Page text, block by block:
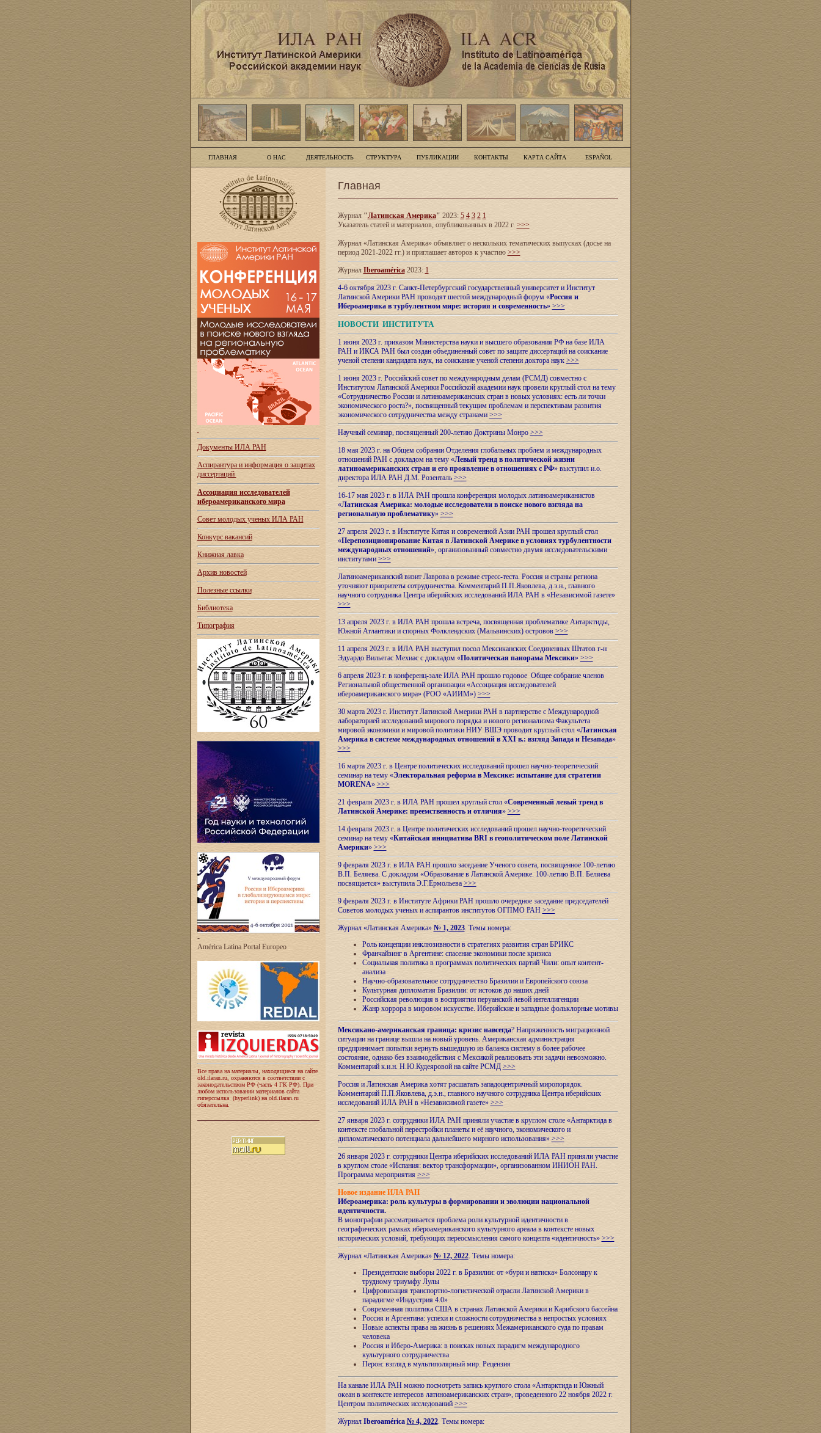
ГЛАВНАЯ О НАС ДЕЯТЕЛЬНОСТЬ СТРУКТУРА ПУБЛИКАЦИИ КОНТАКТЫ КАРТА САЙТА ESPAÑOL
Документы ИЛА РАН
Аспирантура и информация о защитах
диссертаций
Ассоциация исследователей
ибероамериканского мира
Совет молодых ученых ИЛА РАН
Конкурс вакансий
Книжная лавка
Архив новостей
Полезные ссылки
Библиотека
Типография
-
América Latina Portal Europeo
Все права на материалы, находящиеся на сайте
old.ilaran.ru, охраняются в соответствии с
законодательством РФ (часть 4 ГК РФ). При
любом использовании материалов сайта
гиперссылка (hyperlink) на old.ilaran.ru
обязательна.
Главная
Журнал"Латинская Америка" 2023: 5 4 3 2 1
Указатель статей и материалов, опубликованных в 2022 г. >>>
Журнал «Латинская Америка» объявляет о нескольких тематических выпусках (досье на
период 2021-2022 гг.) и приглашает авторов к участию >>>
Журнал Iberoamérica2023: 1
4-6 октября 2023 г. Санкт-Петербургский государственный университет и Институт
Латинской Америки РАН проводят шестой международный форум «Россия и
Ибероамерика в турбулентном мире: история и современность» >>>
НОВОСТИ ИНСТИТУТА
1 июня 2023 г. приказом Министерства науки и высшего образования РФ на базе ИЛА
РАН и ИКСА РАН был создан объединенный совет по защите диссертаций на соискание
ученой степени кандидата наук, на соискание ученой степени доктора наук >>>
1 июня 2023 г. Российский совет по международным делам (РСМД) совместно с
Институтом Латинской Америки Российской академии наук провели круглый стол на тему
«Сотрудничество России и латиноамериканских стран в новых условиях: есть ли точки
экономического роста?», посвященный текущим проблемам и перспективам развития
экономического сотрудничества между странами >>>
Научный семинар, посвященный 200-летию Доктрины Монро>>>
18 мая 2023 г. на Общем собрании Отделения глобальных проблем и международных
отношений РАН с докладом на тему «Левый тренд в политической жизни
латиноамериканских стран и его проявление в отношениях с РФ» выступил и.о.
директора ИЛА РАН Д.М. Розенталь >>>
16-17 мая 2023 г. в ИЛА РАН прошла конференция молодых латиноамериканистов
«Латинская Америка: молодые исследователи в поиске нового взгляда на
региональную проблематику» >>>
27 апреля 2023 г. в Институте Китая и современной Азии РАН прошел круглый стол
«Перепозиционирование Китая в ЛатинскойАмерике в условиях турбулентности
международных отношений», организованный совместно двумя исследовательскими
институтами >>>
Латиноамериканский визит Лаврова в режиме стресс-теста. Россия и страны региона
уточняют приоритеты сотрудничества. Комментарий П.П.Яковлева, д.э.н., главного
научного сотрудника Центра иберийских исследований ИЛА РАН в «Независимой газете»
>>>
13 апреля 2023 г. в ИЛА РАН прошла встреча, посвященная проблематике Антарктиды,
Южной Атлантики и спорных Фолклендских (Мальвинских) островов >>>
11 апреля 2023 г. в ИЛА РАН выступил посол Мексиканских Соединенных Штатов г-н
Эдуардо Вильегас Мехиас c докладом «Политическая панорама Мексики» >>>
6 апреля 2023 г. в конференц-зале ИЛА РАН прошло годовое Общее собрание членов
Региональной общественной организации «Ассоциация исследователей
ибероамериканского мира» (РОО «АИИМ») >>>
30 марта 2023 г. Институт Латинской Америки РАН в партнерстве с Международной
лабораторией исследований мирового порядка и нового регионализма Факультета
мировой экономики и мировой политики НИУ ВШЭ проводит круглый стол «Латинская
Америка в системе международных отношений в XXI в.: взгляд Запада и Незапада»
>>>
16 марта 2023 г. в Центре политических исследований прошел научно-теоретический
семинар на тему «Электоральная реформа в Мексике: испытание для стратегии
MORENA» >>>
21 февраля 2023 г. в ИЛА РАН прошел круглый стол «Современный левый тренд в
Латинской Америке: преемственность и отличия» >>>
14 февраля 2023 г. в Центре политических исследований прошел научно-теоретический
семинар на тему «Китайская инициатива BRI в геополитическом поле Латинской
Америки» >>>
9 февраля 2023 г. в ИЛА РАН прошло заседание Ученого совета, посвященное 100-летию
В.П. Беляева. С докладом «Образование в Латинской Америке. 100-летию В.П. Беляева
посвящается» выступила Э.Г.Ермольева >>>
9 февраля 2023 г. в Институте Африки РАН прошло очередное заседание председателей
Советов молодых ученых и аспирантов институтов ОГПМО РАН >>>
Журнал «Латинская Америка» № 1, 2023. Темы номера:
Роль концепции инклюзивности в стратегиях развития стран БРИКС
Франчайзинг в Аргентине: спасение экономики после кризиса
Социальная политика в программах политических партий Чили: опыт контент-
анализа
Научно-образовательное сотрудничество Бразилии и Европейского союза
Культурная дипломатия Бразилии: от истоков до наших дней
Российская революция в восприятии перуанской левой интеллигенции
Жанр хоррора в мировом искусстве. Иберийские и западные фольклорные мотивы
Мексикано-американская граница: кризис навсегда? Напряженность миграционной
ситуации на границе вышла на новый уровень. Американская администрация
предпринимает попытки вернуть вышедшую из баланса систему в более рабочее
состояние, однако без взаимодействия с Мексикой реализовать эти задачи невозможно.
Комментарий к.и.н. Н.Ю.Кудеяровой на сайте РСМД >>>
Россия и Латинская Америка хотят расшатать западоцентричный миропорядок.
Комментарий П.П.Яковлева, д.э.н., главного научного сотрудника Центра иберийских
исследований ИЛА РАН в «Независимой газете» >>>
27 января 2023 г. сотрудники ИЛА РАН приняли участие в круглом столе «Антарктида в
контексте глобальной перестройки планеты и её научного, экономического и
дипломатического потенциала дальнейшего мирного использования» >>>
26 января 2023 г. сотрудники Центра иберийских исследований ИЛА РАН приняли участие
в круглом столе «Испания: вектор трансформации», организованном ИНИОН РАН.
Программа мероприятия>>>
Новое издание ИЛА РАН
Ибероамерика: роль культуры в формировании и эволюции национальной
идентичности.
В монографии рассматривается проблема роли культурной идентичности в
географических рамках ибероамериканского культурного ареала в контексте новых
исторических условий, требующих переосмысления самого концепта «идентичность» >>>
Журнал «Латинская Америка» № 12, 2022. Темы номера:
Президентские выборы 2022 г. в Бразилии: от «бури и натиска» Болсонару к
трудному триумфу Лулы
Цифровизация транспортно-логистической отрасли Латинской Америки в
парадигме «Индустрия 4.0»
Современная политика США в странах Латинской Америки и Карибского бассейна
Россия и Аргентина: успехи и сложности сотрудничества в непростых условиях
Новые аспекты права на жизнь в решениях Межамериканского суда по правам
человека
Россия и Иберо-Америка: в поисках новых парадигм международного
культурного сотрудничества
Перон: взгляд в мультиполярный мир. Рецензия
На канале ИЛА РАН можно посмотреть запись круглого стола «Антарктида и Южный
океан в контексте интересов латиноамериканских стран», проведенного 22 ноября 2022 г.
Центром политических исследований >>>
Журнал Iberoamérica № 4, 2022. Темы номера: